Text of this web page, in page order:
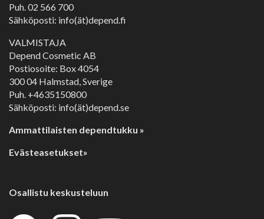
Puh.02 566 700
Sähköposti: info(ät)depend.fi
VALMISTAJA
Depend Cosmetic AB
Postiosoite: Box 4054
300 04 Halmstad, Sverige
Puh. +4635150800
Sähköposti: info(ät)depend.se
Ammattilaisten dependtukku »
Evästeasetukset»
Osallistu keskusteluun